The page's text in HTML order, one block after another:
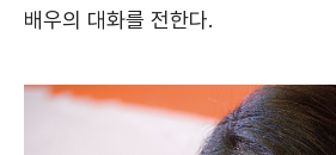
배우의 대화를 전한다.